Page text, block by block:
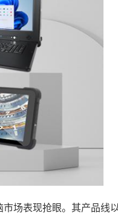
场表现抢眼。其产品线